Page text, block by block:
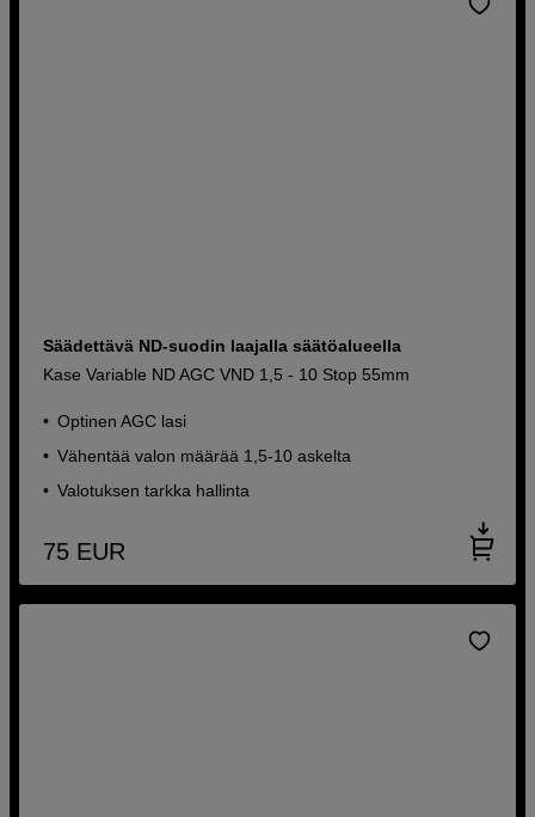
Säädettävä ND-suodin laajalla säätöalueella
Kase Variable ND AGC VND 1,5 - 10 Stop 55mm
Optinen AGC lasi
Vähentää valon määrää 1,5-10 askelta
Valotuksen tarkka hallinta
75 EUR